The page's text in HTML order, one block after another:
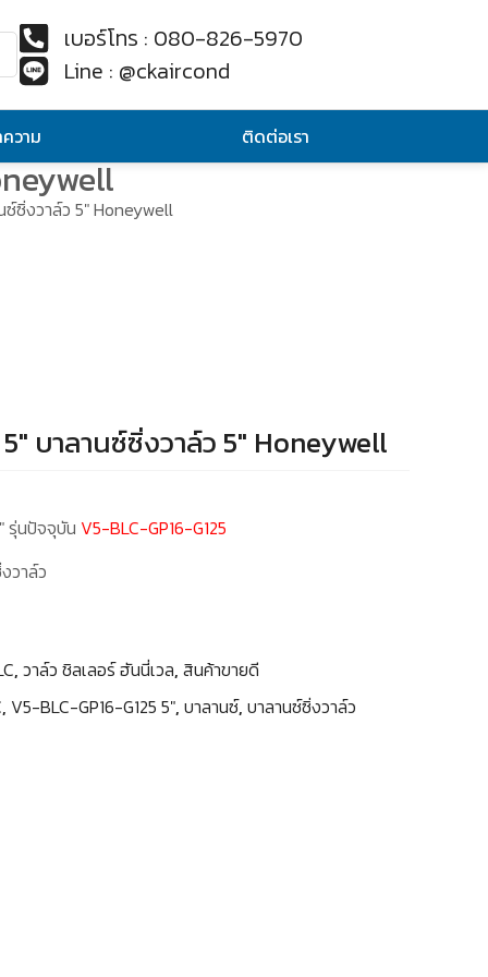
เบอร์โทร : 080-826-5970
Line : @ckaircond
วาม ติดต่อเรา
ซิ่งวาล์ว 5″ Honeywell
บาลานซ์ซิ่งวาล์ว 5″ Honeywell
รุ่นปัจจุบัน V5-BLC-GP16-G125
วาล์ว
, วาล์ว ชิลเลอร์ ฮันนี่เวล, สินค้าขายดี
, V5-BLC-GP16-G125 5", บาลานซ์, บาลานซ์ซิ่งวาล์ว